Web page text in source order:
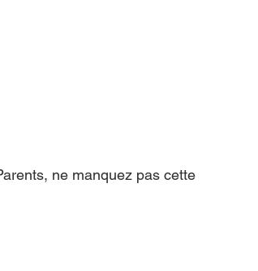
ne manquez pas cette